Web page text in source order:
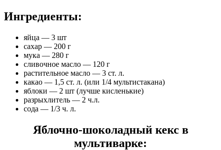
Ингредиенты:
яйца — 3 шт
сахар — 200 г
мука — 280 г
сливочное масло — 120 г
растительное масло — 3 ст. л.
какао — 1,5 ст. л. (или 1/4 мультистакана)
яблоки — 2 шт (лучше кисленькие)
разрыхлитель — 2 ч.л.
сода — 1/3 ч. л.
Яблочно-шоколадный кекс в
мультиварке: